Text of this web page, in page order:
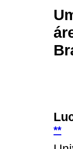
**